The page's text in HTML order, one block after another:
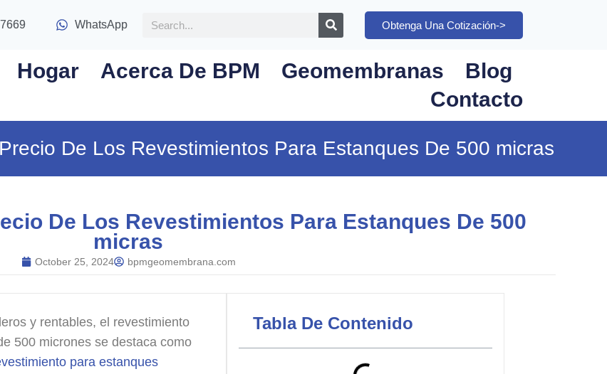
WhatsApp Obtenga Una Cotización->
Hogar Acerca De BPM Geomembranas
Blog
Contacto
De Los Revestimientos Para Estanques De 500 micras
De Los Revestimientos Para Estanques De 500
micras
October 25, 2024 bpmgeomembrana.com
y rentables, el revestimiento
500 micrones se destaca como
para estanques
Tabla De Contenido